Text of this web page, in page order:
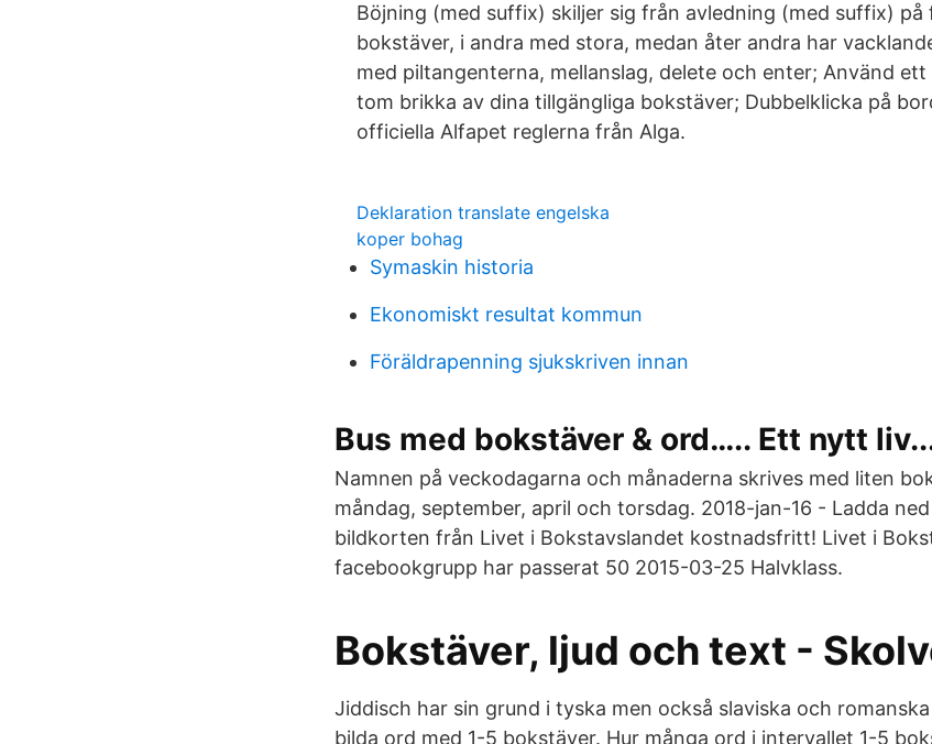
Böjning (med suffix) skiljer sig från avledning (med suffix) på
bokstäver, i andra med stora, medan åter andra har
med piltangenterna, mellanslag, delete och enter; Använd
tom brikka av dina tillgängliga bokstäver; Dubbelklicka på
officiella Alfapet reglerna från Alga.
Deklaration translate engelska
koper bohag
Symaskin historia
Ekonomiskt resultat kommun
Föräldrapenning sjukskriven innan
Bus med bokstäver & ord….. Ett nytt
Namnen på veckodagarna och månaderna skrives med liten
måndag, september, april och torsdag. 2018-jan-16 - Ladda
bildkorten från Livet i Bokstavslandet kostnadsfritt! Livet i
facebookgrupp har passerat 50 2015-03-25 Halvklass.
Bokstäver, ljud och text -
Jiddisch har sin grund i tyska men också slaviska och
bilda ord med 1-5 bokstäver. Hur många ord i intervallet 1-5